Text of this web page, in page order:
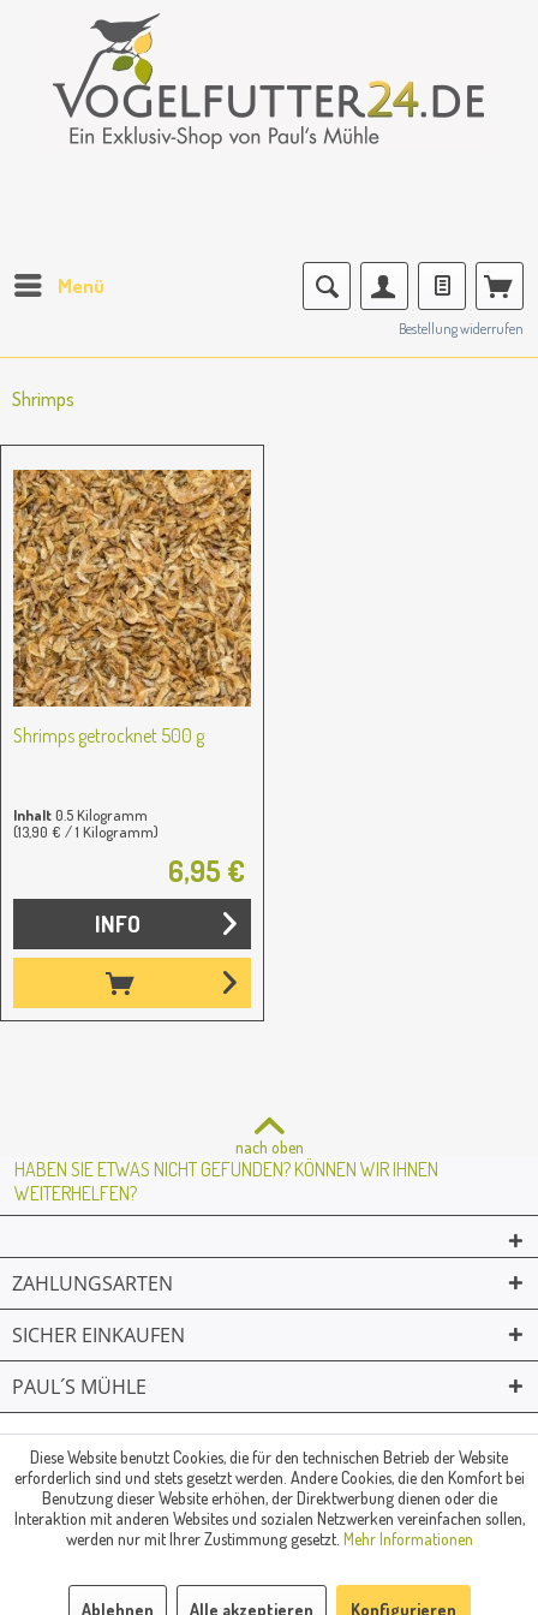
Menü
Bestellung widerrufen
Shrimps
Shrimps getrocknet 500 g
Inhalt 0.5 Kilogramm
(13,90 € / 1 Kilogramm)
6,95 €
INFO
nach oben
HABEN SIE ETWAS NICHT GEFUNDEN? KÖNNEN WIR IHNEN
WEITERHELFEN?
ZAHLUNGSARTEN
SICHER EINKAUFEN
PAUL´S MÜHLE
© Paul's Mühle | Inhaber: Christof Paul e.K. | Westring 2 | 45659
Recklinghausen
Fax: 02361 -28831 | E-Mail: info@pauls-muehle.de
Diese Website benutzt Cookies, die für den technischen Betrieb der Website
erforderlich sind und stets gesetzt werden. Andere Cookies, die den Komfort bei
Benutzung dieser Website erhöhen, der Direktwerbung dienen oder die
Interaktion mit anderen Websites und sozialen Netzwerken vereinfachen sollen,
werden nur mit Ihrer Zustimmung gesetzt. Mehr Informationen
Ablehnen Alle akzeptieren Konfigurieren